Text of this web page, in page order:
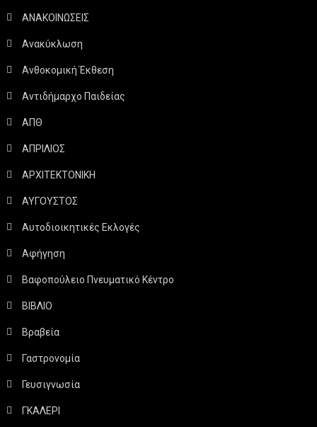
ΑΝΑΚΟΙΝΩΣΕΙΣ
Ανακύκλωση
Ανθοκομική Έκθεση
Αντιδήμαρχο Παιδείας
ΑΠΘ
ΑΠΡΙΛΙΟΣ
ΑΡΧΙΤΕΚΤΟΝΙΚΗ
ΑΥΓΟΥΣΤΟΣ
Αυτοδιοικητικές Εκλογές
Αφήγηση
Βαφοπούλειο Πνευματικό Κέντρο
ΒΙΒΛΙΟ
Βραβεία
Γαστρονομία
Γευσιγνωσία
ΓΚΑΛΕΡΙ